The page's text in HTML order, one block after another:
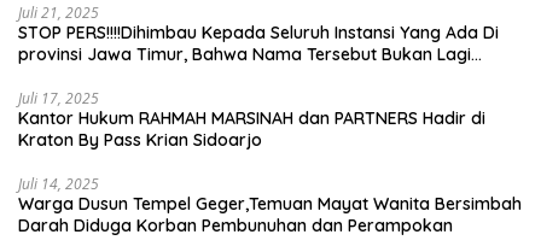
Juli 21, 2025
STOP PERS!!!!Dihimbau Kepada Seluruh Instansi Yang Ada Di
provinsi Jawa Timur, Bahwa Nama Tersebut Bukan Lagi
Juli 17, 2025
Kantor Hukum RAHMAH MARSINAH dan PARTNERS Hadir di
Kraton By Pass Krian Sidoarjo
Juli 14, 2025
Warga Dusun Tempel Geger,Temuan Mayat Wanita Bersimbah
Darah Diduga Korban Pembunuhan dan Perampokan